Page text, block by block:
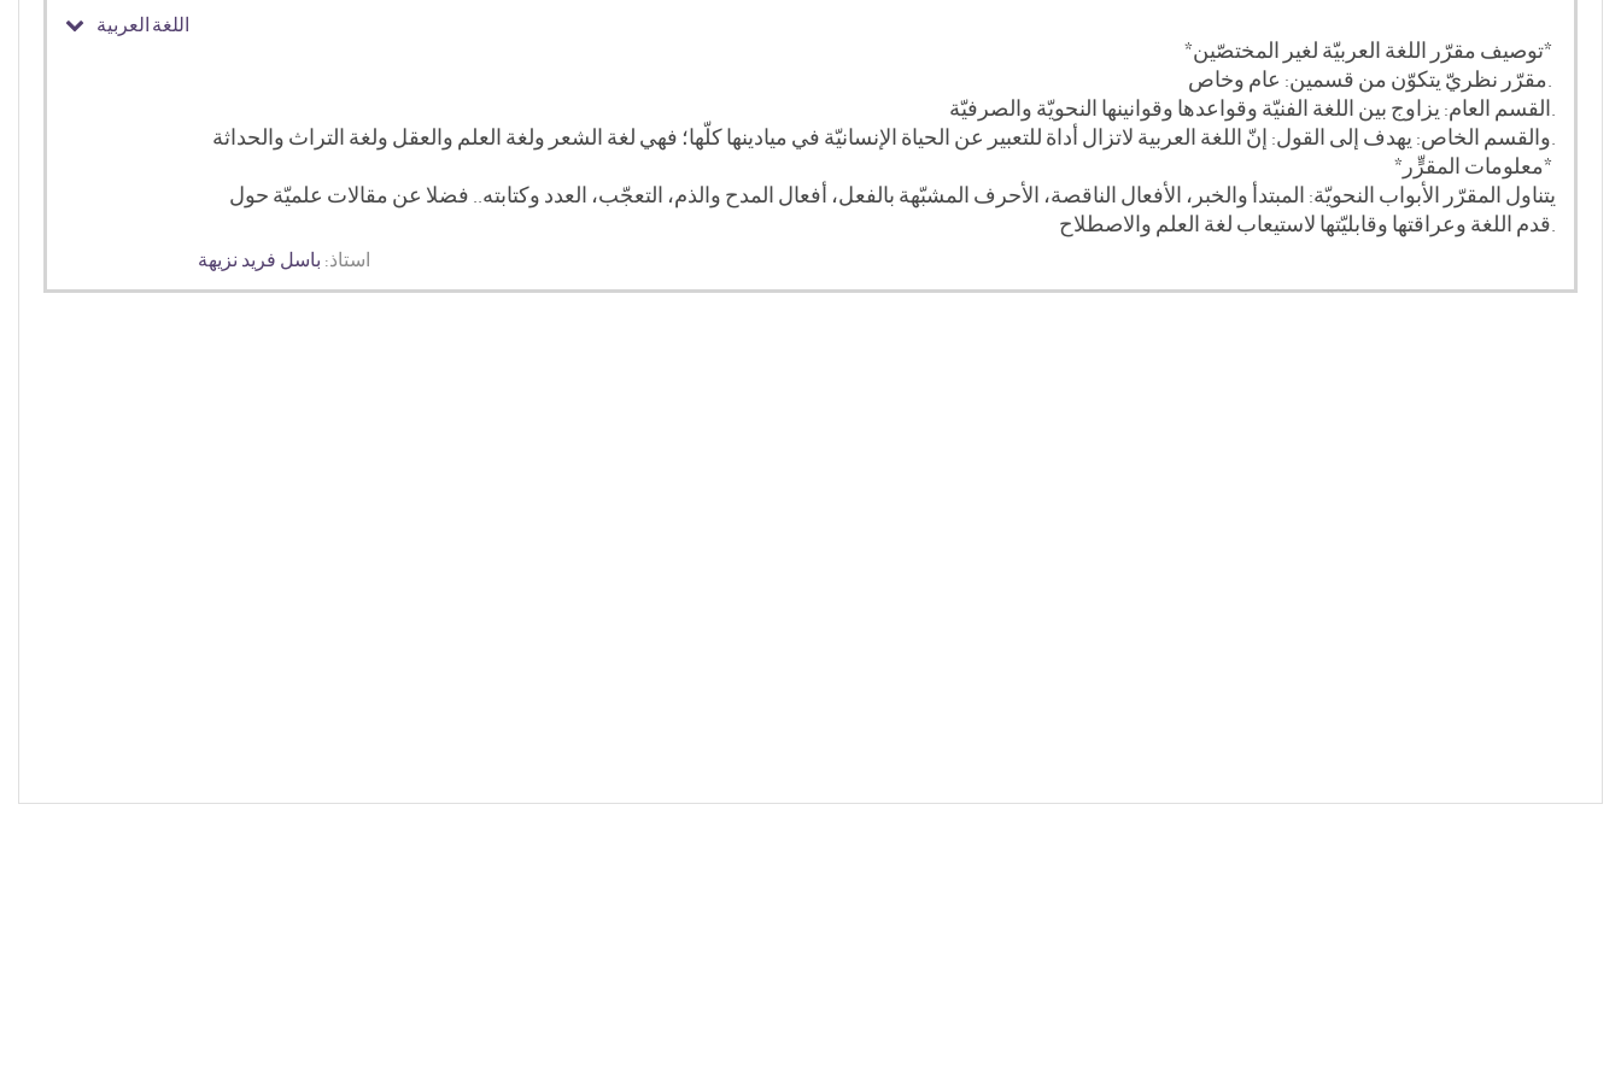
اللغة العربية
*توصيف مقرّر اللغة العربيّة لغير المختصّين*
مقرّر نظريّ يتكوّن من قسمين: عام وخاص.
القسم العام: يزاوج بين اللغة الفنيّة وقواعدها وقوانينها النحويّة والصرفيّة.
والقسم الخاص: يهدف إلى القول: إنّ اللغة العربية لاتزال أداة للتعبير عن الحياة الإنسانيّة في ميادينها كلّها؛ فهي لغة الشعر ولغة العلم والعقل ولغة التراث والحداثة.
*معلومات المقرٍّر*
يتناول المقرّر الأبواب النحويّة: المبتدأ والخبر، الأفعال الناقصة، الأحرف المشبّهة بالفعل، أفعال المدح والذم، التعجّب، العدد وكتابته.. فضلا عن مقالات علميّة حول
قدم اللغة وعراقتها وقابليّتها لاستيعاب لغة العلم والاصطلاح.
استاذ: باسل فريد نزيهة